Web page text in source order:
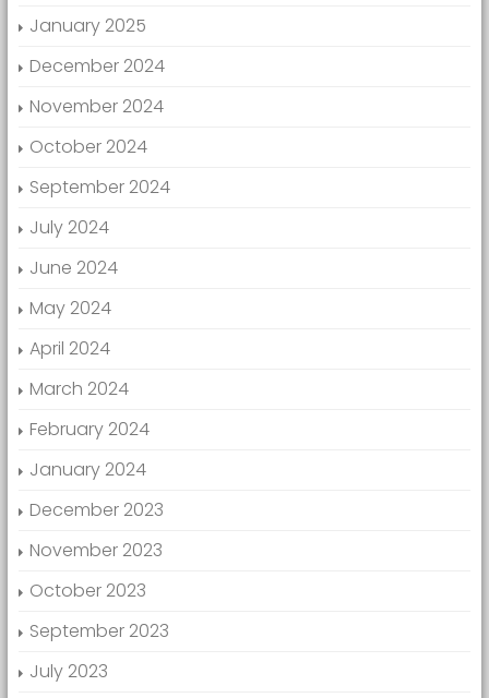
January 2025
December 2024
November 2024
October 2024
September 2024
July 2024
June 2024
May 2024
April 2024
March 2024
February 2024
January 2024
December 2023
November 2023
October 2023
September 2023
July 2023